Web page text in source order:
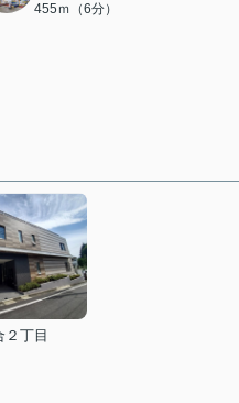
455ｍ（6分）
２丁目